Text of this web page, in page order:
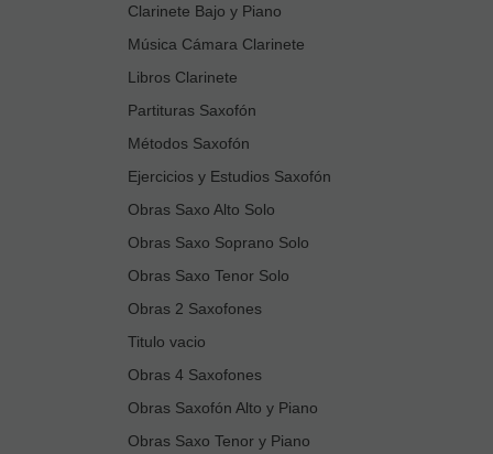
Clarinete Bajo y Piano
Música Cámara Clarinete
Libros Clarinete
Partituras Saxofón
Métodos Saxofón
Ejercicios y Estudios Saxofón
Obras Saxo Alto Solo
Obras Saxo Soprano Solo
Obras Saxo Tenor Solo
Obras 2 Saxofones
Titulo vacio
Obras 4 Saxofones
Obras Saxofón Alto y Piano
Obras Saxo Tenor y Piano